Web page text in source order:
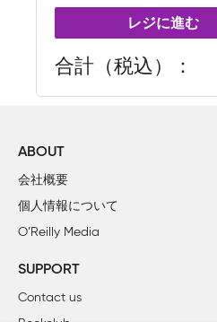
レジに進む
合計（税込）
ABOUT
会社概要
個人情報について
O’Reilly Media
SUPPORT
Contact us